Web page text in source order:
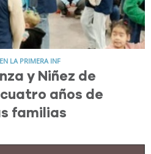
LA PRIMERA INF
y Niñez de
años de
familias